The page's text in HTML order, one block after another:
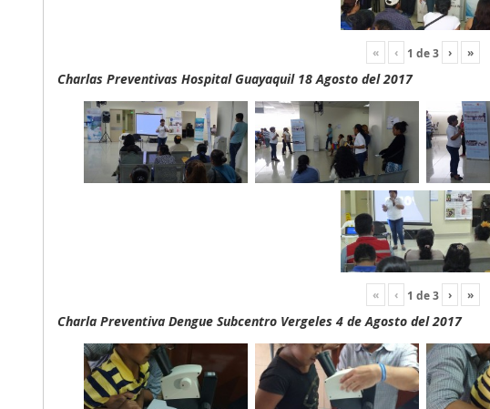
« ‹ 1 de3 › »
Charlas Preventivas Hospital Guayaquil 18 Agosto del 2017
« ‹ 1 de3 › »
Charla Preventiva Dengue Subcentro Vergeles 4 de Agosto del 2017